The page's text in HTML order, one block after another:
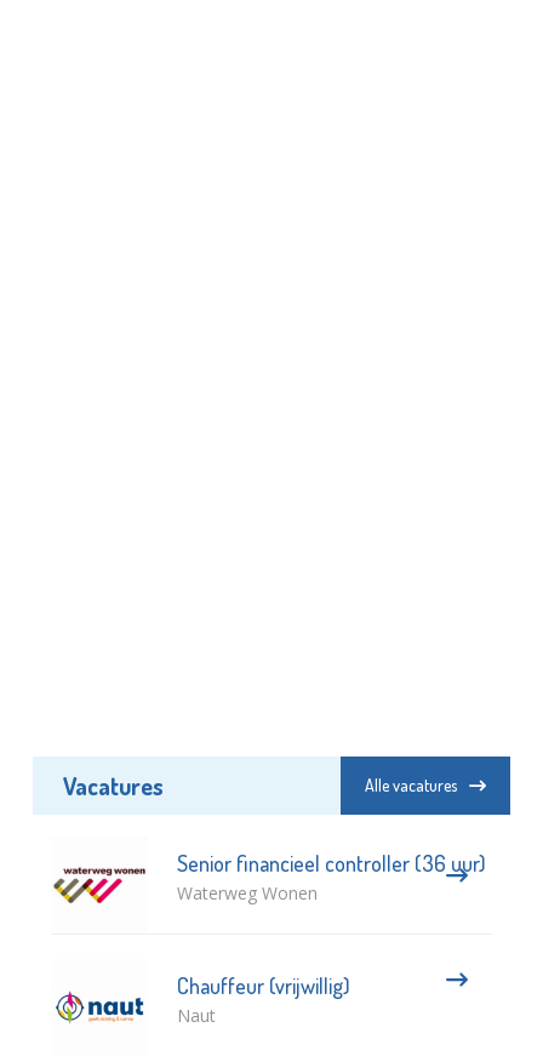
Vacatures Alle vacatures
Senior financieel controller (36 uur)
Waterweg Wonen
Chauffeur (vrijwillig)
Naut